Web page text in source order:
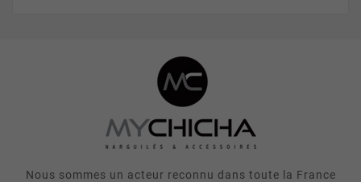
Nous sommes un acteur reconnu dans toute la France